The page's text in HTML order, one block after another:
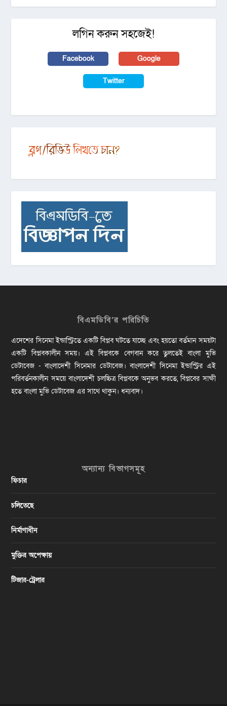
লগিন করুন সহজেই!
Facebook Google
Twitter
বিএমডিবি’র পরিচিতি
এদেশের সিনেমা ইন্ডাস্ট্রিতে একটি বিপ্লব ঘটতে যাচ্ছে এবং হয়তো বর্তমান সময়টা
একটি বিপ্লবকালীন সময়। এই বিপ্লবকে বেগবান করে তুলতেই বাংলা মুভি
ডেটাবেজ - বাংলাদেশী সিনেমার ডেটাবেজ। বাংলাদেশী সিনেমা ইন্ডাস্ট্রির এই
পরিবর্তনকালীন সময়ে বাংলাদেশী চলচ্চিত্র বিপ্লবকে অনুভব করতে, বিপ্লবের সাক্ষী
হতে বাংলা মুভি ডেটাবেজ এর সাথে থাকুন। ধন্যবাদ।
অন্যান্য বিভাগসমূহ
ফিচার
চলিতেছে
নির্মাণাধীন
মুক্তির অপেক্ষায়
টিজার-ট্রেলার